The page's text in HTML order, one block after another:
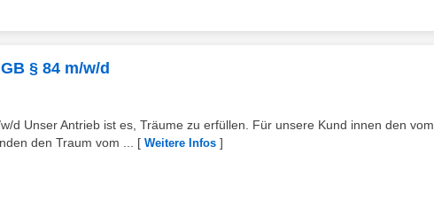
§ 84 m/w/d
d Unser Antrieb ist es, Träume zu erfüllen. Für unsere Kund innen den vom
den Traum vom ...
[ Weitere Infos ]